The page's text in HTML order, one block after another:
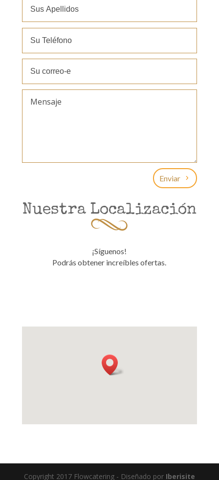
Enviar
Nuestra Localización
¡Síguenos!
Podrás obtener increíbles ofertas.
Copyright 2017 Flowcatering - Diseñado por Iberisite